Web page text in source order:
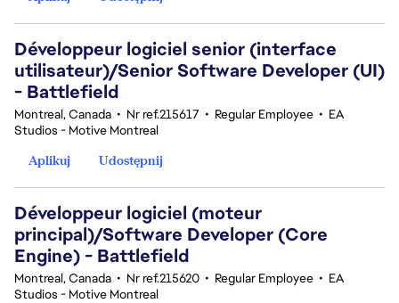
Développeur logiciel senior (interface
utilisateur)/Senior Software Developer (UI)
- Battlefield
Montreal, Canada • Nr ref.215617 • Regular Employee • EA
Studios - Motive Montreal
Aplikuj
Udostępnij
Développeur logiciel (moteur
principal)/Software Developer (Core
Engine) - Battlefield
Montreal, Canada • Nr ref.215620 • Regular Employee • EA
Studios - Motive Montreal